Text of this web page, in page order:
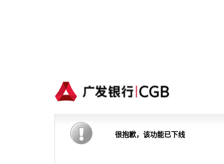
很抱歉，该功能已下线